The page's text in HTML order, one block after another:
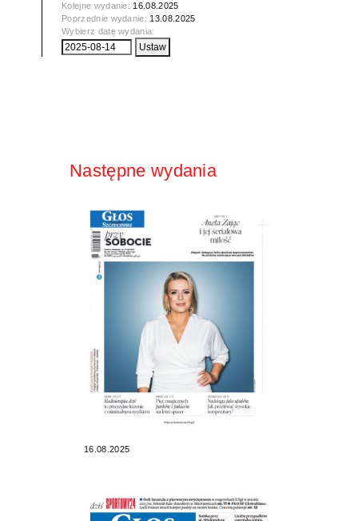
Kolejne wydanie: 16.08.2025
Poprzednie wydanie: 13.08.2025
Wybierz datę wydania:
Następne wydania
16.08.2025